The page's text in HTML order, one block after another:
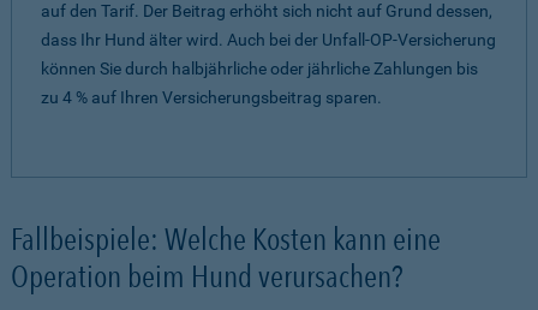
auf den Tarif. Der Beitrag erhöht sich nicht auf Grund dessen,
dass Ihr Hund älter wird. Auch bei der Unfall-OP-Versicherung
können Sie durch halbjährliche oder jährliche Zahlungen bis
zu 4 % auf Ihren Versicherungsbeitrag sparen.
Fallbeispiele: Welche Kosten kann eine
Operation beim Hund verursachen?